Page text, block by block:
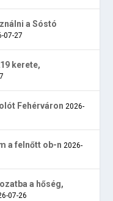
a Sóstó
07-27
kerete,
Fehérváron 2026-
a felnőtt ob-n 2026-
a hőség,
07-26